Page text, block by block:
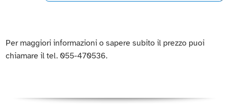
Per maggiori informazioni o sapere subito il prezzo puoi
chiamare il tel. 055-470536.